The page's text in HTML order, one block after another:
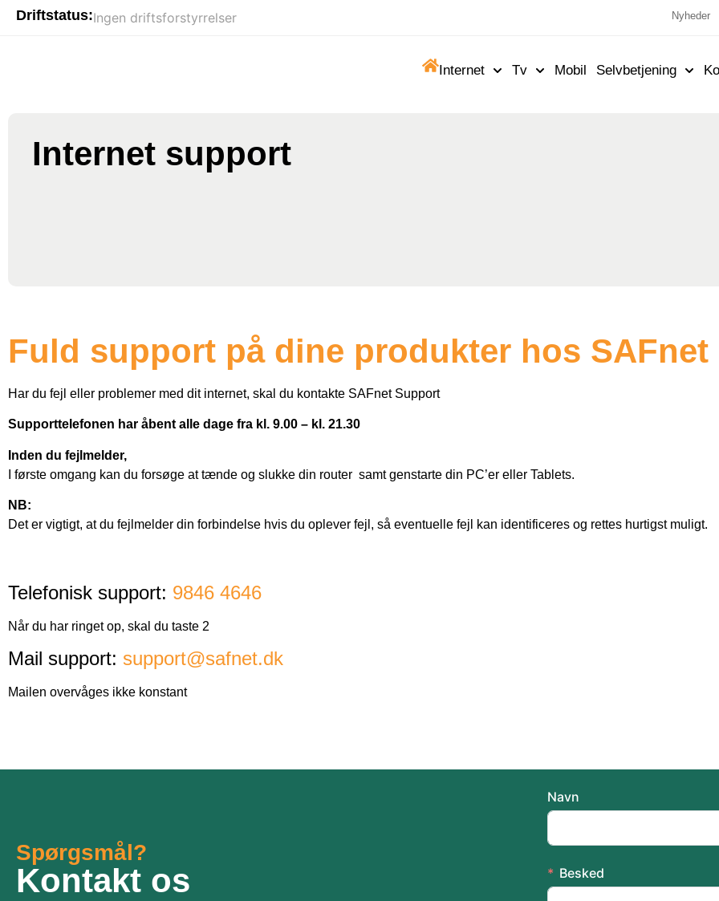
Driftstatus:Ingen driftsforstyrrelser Nyheder
Internet Tv Mobil Selvbetjening
Internet support
Fuld support på dine produkter hos SAFnet
Har du fejl eller problemer med dit internet, skal du kontakte SAFnet Support
Supporttelefonen har åbent alle dage fra kl. 9.00 – kl. 21.30
Inden du fejlmelder,
I første omgang kan du forsøge at tænde og slukke din router samt genstarte din PC’er eller Tablets.
NB:
Det er vigtigt, at du fejlmelder din forbindelse hvis du oplever fejl, så eventuelle fejl kan identificeres og rettes hurtigst muligt.
Telefonisk support: 9846 4646
Når du har ringet op, skal du taste 2
Mail support: support@safnet.dk
Mailen overvåges ikke konstant
Spørgsmål?
Kontakt os
Navn
Besked